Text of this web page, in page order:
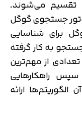
تقسیم می‌شوند.
جستجوی گوگل
برای شناسایی
به کار گرفته
از مهم‌ترین
راهکارهایی
ارائه